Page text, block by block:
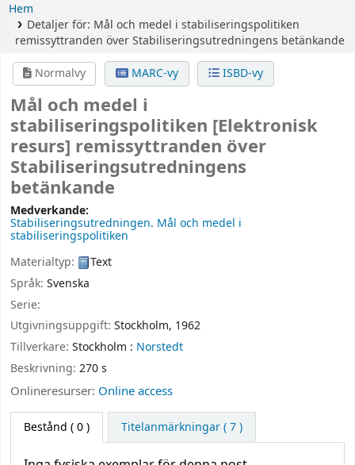
Hem
Detaljer för: Mål och medel i stabiliseringspolitiken
remissyttranden över Stabiliseringsutredningens betänkande
Normalvy
MARC-vy ISBD-vy
Mål och medel i
stabiliseringspolitiken [Elektronisk
resurs] remissyttranden över
Stabiliseringsutredningens
betänkande
Medverkande:
Stabiliseringsutredningen. Mål och medel i
stabiliseringspolitiken
Materialtyp:
Text
Språk: Svenska
Serie:
Utgivningsuppgift: Stockholm, 1962
Tillverkare: Stockholm : Norstedt
Beskrivning: 270 s
Onlineresurser: Online access
Bestånd ( 0 ) Titelanmärkningar ( 7 )